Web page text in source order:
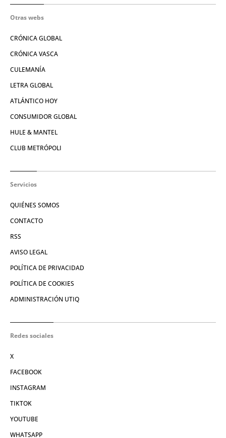
Otras webs
CRÓNICA GLOBAL
CRÓNICA VASCA
CULEMANÍA
LETRA GLOBAL
ATLÁNTICO HOY
CONSUMIDOR GLOBAL
HULE & MANTEL
CLUB METRÓPOLI
Servicios
QUIÉNES SOMOS
CONTACTO
RSS
AVISO LEGAL
POLÍTICA DE PRIVACIDAD
POLÍTICA DE COOKIES
ADMINISTRACIÓN UTIQ
Redes sociales
X
FACEBOOK
INSTAGRAM
TIKTOK
YOUTUBE
WHATSAPP